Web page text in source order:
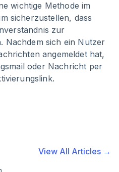
wichtige Methode im
sicherzustellen, dass
zur
Nachdem sich ein Nutzer
angemeldet hat,
oder Nachricht per
View All Articles →